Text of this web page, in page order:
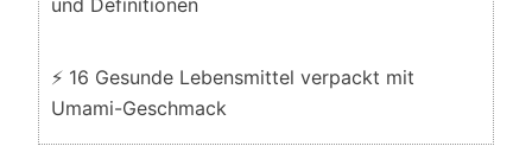
⚡ 16 Gesunde Lebensmittel verpackt mit
Umami-Geschmack